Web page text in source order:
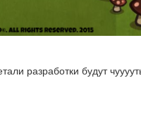
разработки будут